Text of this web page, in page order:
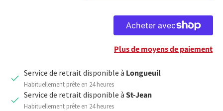
Plus de moyens de paiement
Service de retrait disponible à Longueuil
Habituellement prête en 24 heures
Service de retrait disponible à St-Jean
Habituellement prête en 24 heures